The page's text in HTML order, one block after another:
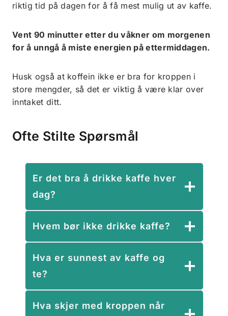
riktig tid på dagen for å få mest mulig ut av kaffe.
Vent 90 minutter etter du våkner om morgenen
for å unngå å miste energien på ettermiddagen.
Husk også at koffein ikke er bra for kroppen i
store mengder, så det er viktig å være klar over
inntaket ditt.
Ofte Stilte Spørsmål
Er det bra å drikke kaffe hver
dag?
Hvem bør ikke drikke kaffe?
Hva er sunnest av kaffe og
te?
Hva skjer med kroppen når